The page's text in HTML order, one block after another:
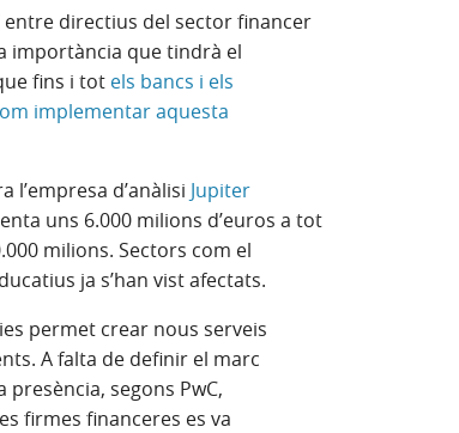
entre directius del sector financer
importància que tindrà el
fins i tot els bancs i els
implementar aquesta
l’empresa d’anàlisi Jupiter
uns 6.000 milions d’euros a tot
milions. Sectors com el
ja s’han vist afectats.
permet crear nous serveis
A falta de definir el marc
segons PwC,
firmes financeres es va